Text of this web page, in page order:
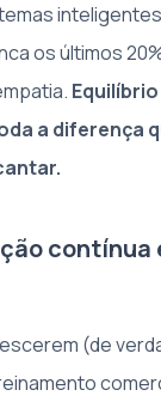
os últimos
a diferença
contínua
(de